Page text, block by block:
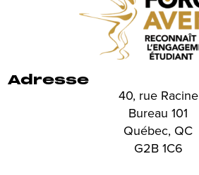
Adresse
40, rue Racine
Bureau 101
Québec, QC
G2B 1C6